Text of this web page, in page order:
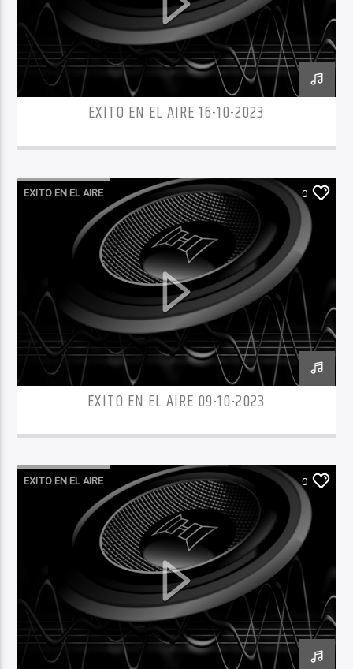
EXITO EN EL AIRE 16-10-2023
EXITO EN EL AIRE 0
EXITO EN EL AIRE 09-10-2023
EXITO EN EL AIRE 0